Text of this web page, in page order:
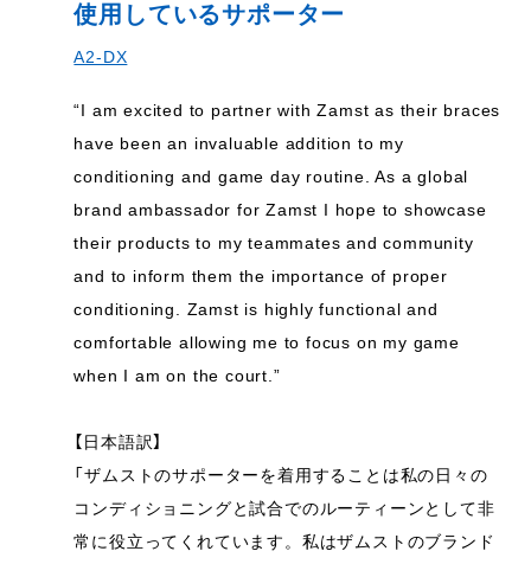
使用しているサポーター
A2-DX
“I am excited to partner with Zamst as their braces
have been an invaluable addition to my
conditioning and game day routine. As a global
brand ambassador for Zamst I hope to showcase
their products to my teammates and community
and to inform them the importance of proper
conditioning. Zamst is highly functional and
comfortable allowing me to focus on my game
when I am on the court.”
【日本語訳】
「ザムストのサポーターを着用することは私の日々の
コンディショニングと試合でのルーティーンとして非
常に役立ってくれています。私はザムストのブランド